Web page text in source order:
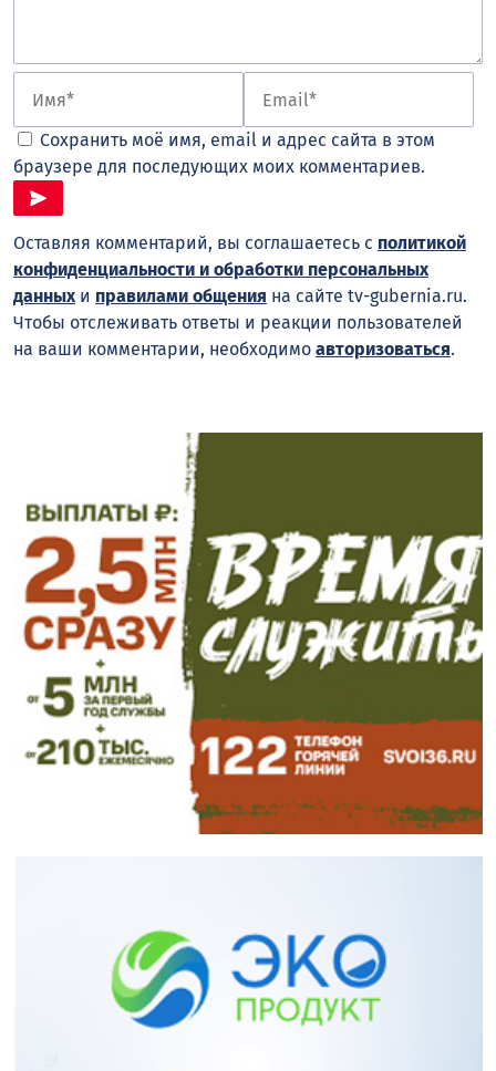
Сохранить моё имя, email и адрес сайта в этом
браузере для последующих моих комментариев.
Оставляя комментарий, вы соглашаетесь с политикой
конфиденциальности и обработки персональных
данныхи правилами общения на сайте tv-gubernia.ru.
Чтобы отслеживать ответы и реакции пользователей
на ваши комментарии, необходимо авторизоваться.